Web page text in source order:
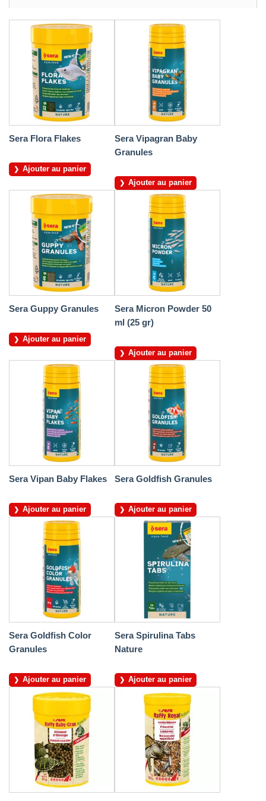
Sera Flora Flakes
Ajouter au panier
Sera Vipagran Baby
Granules
Ajouter au panier
Sera Guppy Granules
Ajouter au panier
Sera Micron Powder 50
ml (25 gr)
Ajouter au panier
Sera Vipan Baby Flakes
Ajouter au panier
Sera Goldfish Granules
Ajouter au panier
Sera Goldfish Color
Granules
Ajouter au panier
Sera Spirulina Tabs
Nature
Ajouter au panier